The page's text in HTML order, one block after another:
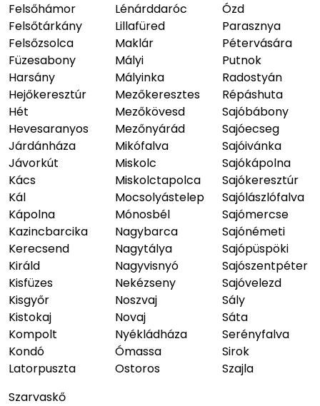
Felsőhámor
Felsőtárkány
Felsőzsolca
Füzesabony
Harsány
Hejőkeresztúr
Hét
Hevesaranyos
Járdánháza
Jávorkút
Kács
Kál
Kápolna
Kazincbarcika
Kerecsend
Királd
Kisfüzes
Kisgyőr
Kistokaj
Kompolt
Kondó
Latorpuszta
Lénárddaróc
Lillafüred
Maklár
Mályi
Mályinka
Mezőkeresztes
Mezőkövesd
Mezőnyárád
Mikófalva
Miskolc
Miskolctapolca
Mocsolyástelep
Mónosbél
Nagybarca
Nagytálya
Nagyvisnyó
Nekézseny
Noszvaj
Novaj
Nyékládháza
Ómassa
Ostoros
Ózd
Parasznya
Pétervására
Putnok
Radostyán
Répáshuta
Sajóbábony
Sajóecseg
Sajóivánka
Sajókápolna
Sajókeresztúr
Sajólászlófalva
Sajómercse
Sajónémeti
Sajópüspöki
Sajószentpéter
Sajóvelezd
Sály
Sáta
Serényfalva
Sirok
Szajla
Szarvaskő